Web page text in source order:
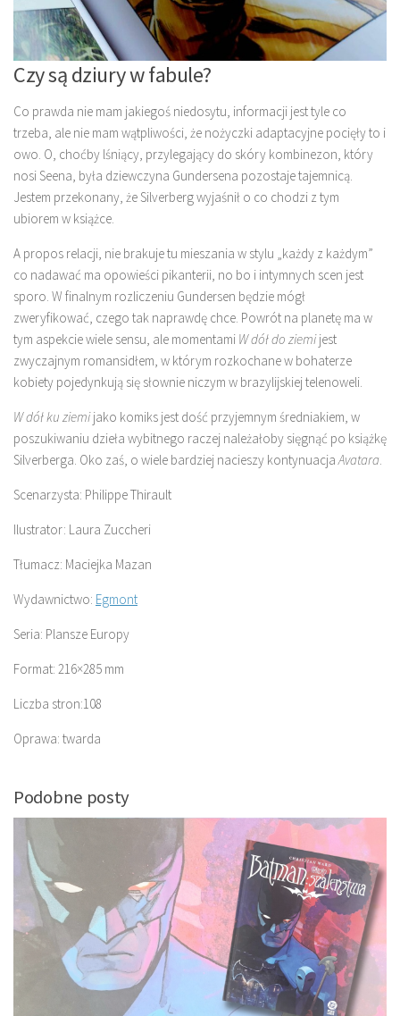
Czy są dziury w fabule?
Co prawda nie mam jakiegoś niedosytu, informacji jest tyle co
trzeba, ale nie mam wątpliwości, że nożyczki adaptacyjne pocięły to i
owo. O, choćby lśniący, przylegający do skóry kombinezon, który
nosi Seena, była dziewczyna Gundersena pozostaje tajemnicą.
Jestem przekonany, że Silverberg wyjaśnił o co chodzi z tym
ubiorem w książce.
A propos relacji, nie brakuje tu mieszania w stylu „każdy z każdym”
co nadawać ma opowieści pikanterii, no bo i intymnych scen jest
sporo. W finalnym rozliczeniu Gundersen będzie mógł
zweryfikować, czego tak naprawdę chce. Powrót na planetę ma w
tym aspekcie wiele sensu, ale momentami W dół do ziemijest
zwyczajnym romansidłem, w którym rozkochane w bohaterze
kobiety pojedynkują się słownie niczym w brazylijskiej telenoweli.
W dół ku ziemijako komiks jest dość przyjemnym średniakiem, w
poszukiwaniu dzieła wybitnego raczej należałoby sięgnąć po książkę
Silverberga. Oko zaś, o wiele bardziej nacieszy kontynuacja Avatara
Scenarzysta: Philippe Thirault
Ilustrator: Laura Zuccheri
Tłumacz: Maciejka Mazan
Wydawnictwo: Egmont
Seria: Plansze Europy
Format: 216×285 mm
Liczba stron:108
Oprawa: twarda
Podobne posty